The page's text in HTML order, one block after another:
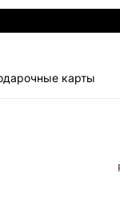
карты